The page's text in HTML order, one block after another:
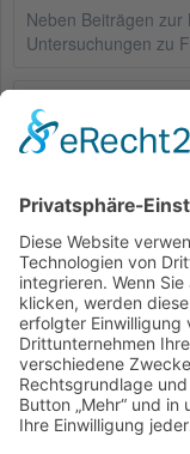
Neben Beiträgen
Untersuchungen zu
Bewertungen
Bewertungen lesen,
Service Hotline
Shop Service
Informationen
* Alle Preise inkl.